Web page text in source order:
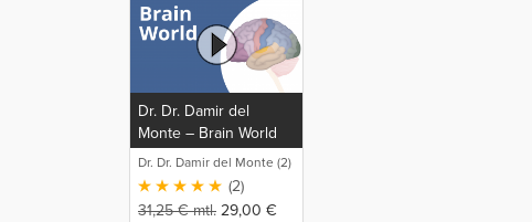
Dr. Dr. Damir del
Monte – Brain World
(EN)
Dr. Dr. Damir del Monte (2)
(2)
31,25€mtl. 29,00 €